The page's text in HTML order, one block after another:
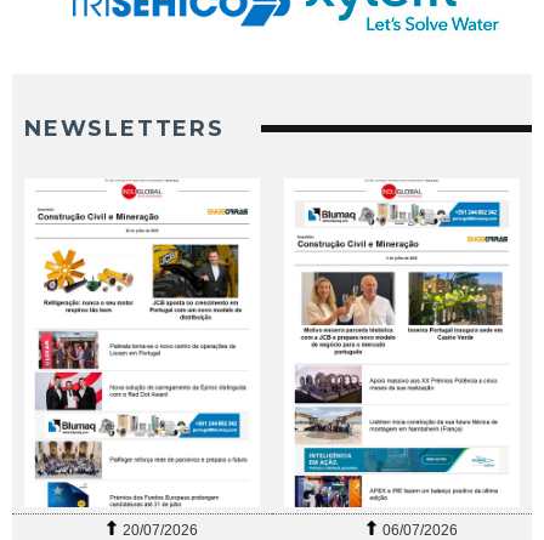
NEWSLETTERS
20/07/2026 06/07/2026